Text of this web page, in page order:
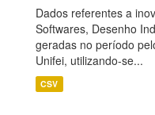
Dados referentes a
Softwares, Desenho
geradas no período
Unifei, utilizando-se...
CSV